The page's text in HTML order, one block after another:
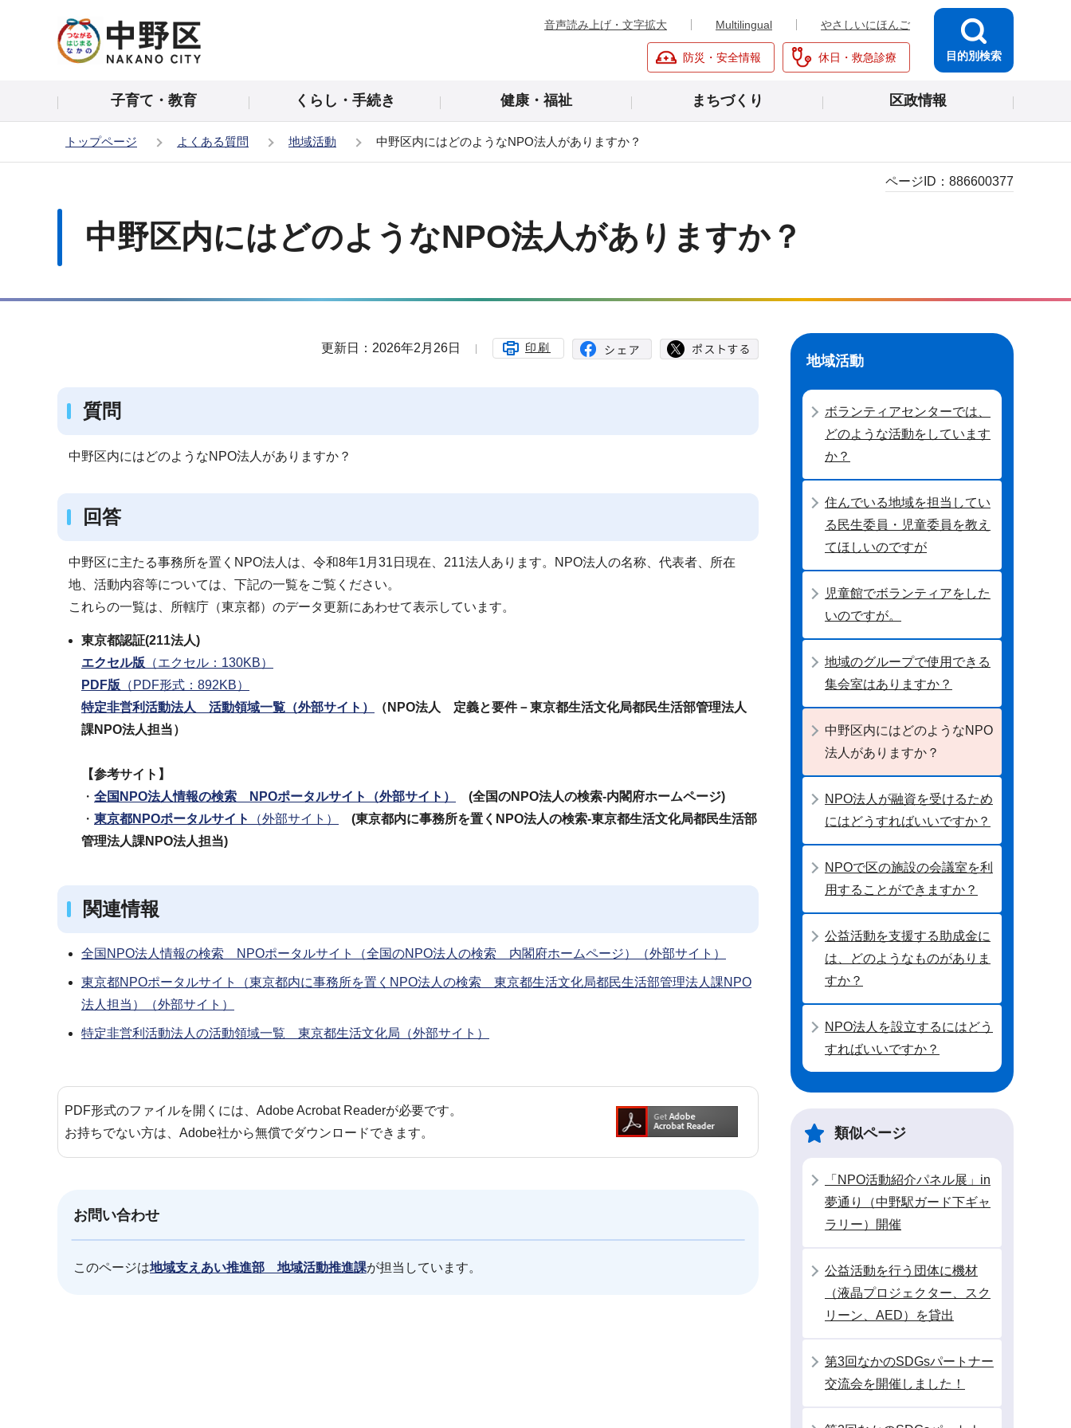
の
頭
音声読み上げ・文字拡大 Multilingual やさしいにほんご
防災・安全情報 休日・救急診療 目的別検索
子育て・教育 くらし・手続き 健康・福祉 まちづくり 区政情報
トップページ よくある質問 地域活動 中野区内にはどのようなNPO法人がありますか？
中野区内にはどのようなNPO法人がありますか？
ページID： 886600377
更新日：2026年2月26日 印刷
質問
中野区内にはどのようなNPO法人がありますか？
回答
中野区に主たる事務所を置くNPO法人は、令和8年1月31日現在、211法人あります。NPO法人の名称、代表者、所在
地、活動内容等については、下記の一覧をご覧ください。
これらの一覧は、所轄庁（東京都）のデータ更新にあわせて表示しています。
東京都認証(211法人)
エクセル版 （エクセル：130KB）
PDF版 （PDF形式：892KB）
特定非営利活動法人 活動領域一覧（外部サイト）
（NPO法人 定義と要件－東京都生活文化局都民生活部管理法人
課NPO法人担当）
【参考サイト】
・ 全国NPO法人情報の検索 NPOポータルサイト（外部サイト）
(全国のNPO法人の検索-内閣府ホームページ)
・ 東京都NPOポータルサイト （外部サイト）
(東京都内に事務所を置くNPO法人の検索-東京都生活文化局都民生活部
管理法人課NPO法人担当)
関連情報
全国NPO法人情報の検索 NPOポータルサイト（全国のNPO法人の検索 内閣府ホームページ）（外部サイト）
東京都NPOポータルサイト（東京都内に事務所を置くNPO法人の検索 東京都生活文化局都民生活部管理法人課NPO
法人担当）（外部サイト）
特定非営利活動法人の活動領域一覧 東京都生活文化局（外部サイト）
PDF形式のファイルを開くには、Adobe Acrobat Readerが必要です。
お持ちでない方は、Adobe社から無償でダウンロードできます。
お問い合わせ
このページは地域支えあい推進部 地域活動推進課が担当しています。
ー
ン
こ
か
地域活動
ボランティアセンターでは、
どのような活動をしています
か？
住んでいる地域を担当してい
る民生委員・児童委員を教え
てほしいのですが
児童館でボランティアをした
いのですが。
地域のグループで使用できる
集会室はありますか？
中野区内にはどのようなNPO
法人がありますか？
NPO法人が融資を受けるため
にはどうすればいいですか？
NPOで区の施設の会議室を利
用することができますか？
公益活動を支援する助成金に
は、どのようなものがありま
すか？
NPO法人を設立するにはどう
すればいいですか？
類似ページ
「NPO活動紹介パネル展」in
夢通り（中野駅ガード下ギャ
ラリー）開催
公益活動を行う団体に機材
（液晶プロジェクター、スク
リーン、AED）を貸出
第3回なかのSDGsパートナー
交流会を開催しました！